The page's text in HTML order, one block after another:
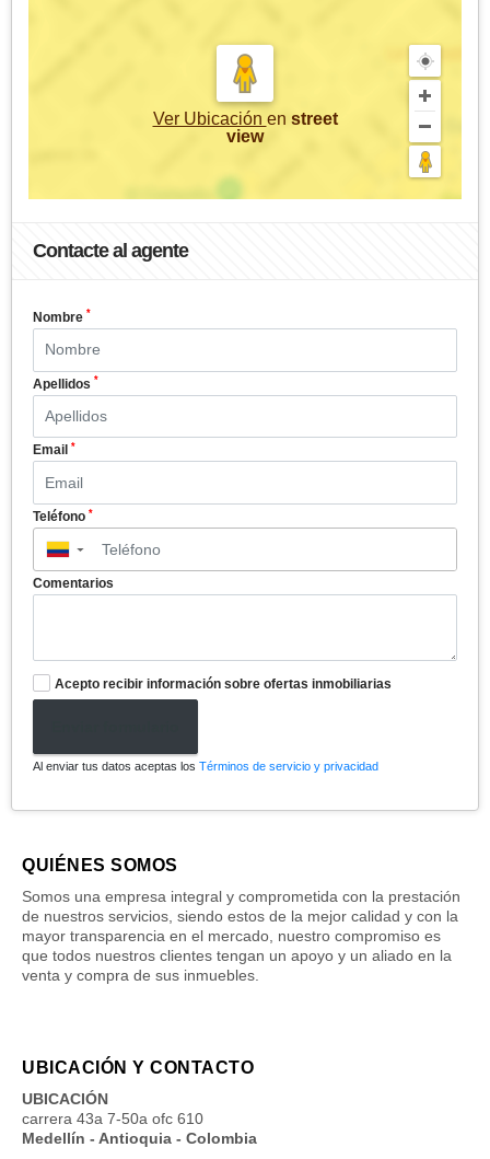
Ver Ubicación en street
view
Contacte al agente
Nombre *
Apellidos *
Email *
Teléfono *
▼
Comentarios
Acepto recibir información sobre ofertas inmobiliarias
Al enviar tus datos aceptas los Términos de servicio y privacidad
QUIÉNES SOMOS
Somos una empresa integral y comprometida con la prestación
de nuestros servicios, siendo estos de la mejor calidad y con la
mayor transparencia en el mercado, nuestro compromiso es
que todos nuestros clientes tengan un apoyo y un aliado en la
venta y compra de sus inmuebles.
UBICACIÓN Y CONTACTO
UBICACIÓN
carrera 43a 7-50a ofc 610
Medellín - Antioquia - Colombia